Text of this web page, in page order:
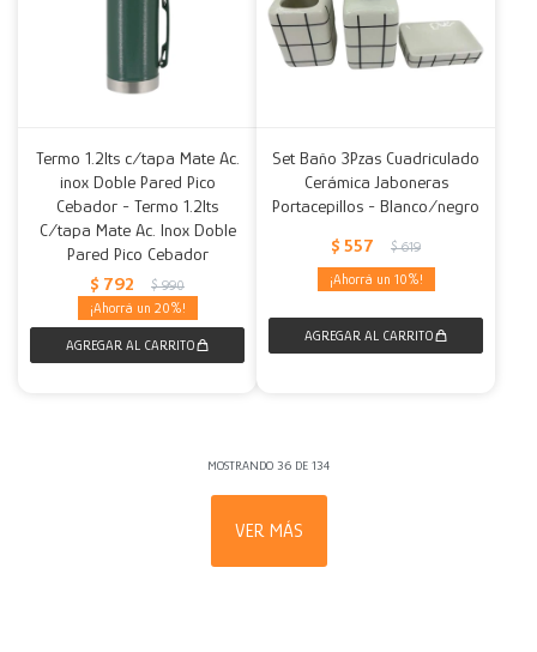
Termo 1.2lts c/tapa Mate Ac.
inox Doble Pared Pico
Cebador - Termo 1.2lts
C/tapa Mate Ac. Inox Doble
Pared Pico Cebador
$ 792 $ 990
20
Set Baño 3Pzas Cuadriculado
Cerámica Jaboneras
Portacepillos - Blanco/negro
$ 557 $ 619
10
MOSTRANDO 36 DE 134
VER MÁS